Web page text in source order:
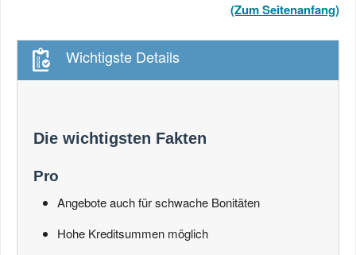
(Zum Seitenanfang)
Wichtigste Details
Die wichtigsten Fakten
Pro
Angebote auch für schwache Bonitäten
Hohe Kreditsummen möglich